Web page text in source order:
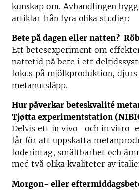
kunskap om. Avhandlingen
artiklar från fyra olika studier:
Bete på dagen eller natten?
Ett betesexperiment om
nattetid på bete i ett
fokus på mjölkproduktion, djurs
metanutsläpp.
Hur påverkar beteskvalité
Tjøtta experimentstation
Delvis ett in vivo- och in vitro-
får för att uppskatta
foderintag, smältbarhet och
med två olika kvaliteter av
Morgon- eller